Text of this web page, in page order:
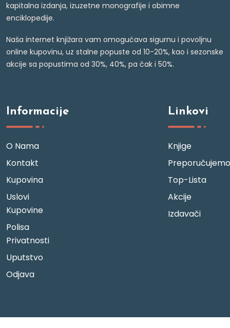
kapitalna izdanja, izuzetne monografije i obimne
enciklopedije.
Naša internet knjižara vam omogućava sigurnu i povoljnu
online kupovinu, uz stalne popuste od 10-20%, kao i sezonske
akcije sa popustima od 30%, 40%, pa čak i 50%.
Informacije
O Nama
Kontakt
Kupovina
Uslovi
Kupovine
Polisa
Privatnosti
Uputstvo
Odjava
Linkovi
Knjige
Preporučujemo
Top-Lista
Akcije
Izdavači